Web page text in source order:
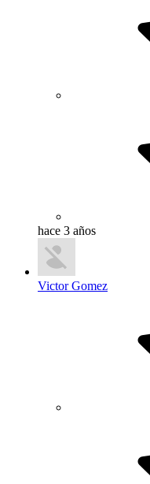
hace 3 años
Victor Gomez